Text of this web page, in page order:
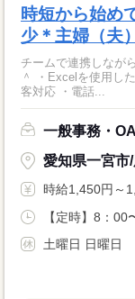
時短から始め
少＊主婦（夫
チームで連携しなが
＾ ・Excelを使用した資料作成 ・専用システムへのデータ入力 ・来
客対応 ・電話...
一般事務・
愛知県一宮市/
時給1,450円～
【定時】8：
土曜日 日曜日